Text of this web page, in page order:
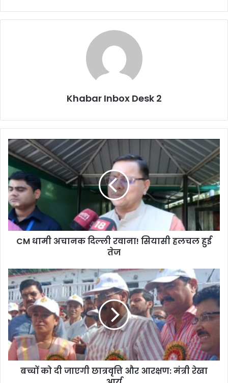
Khabar Inbox Desk 2
CM
धामी
अचानक
दिल्ली
रवाना!
सियासी
हलचल
हुई
तेज
CM धामी अचानक दिल्ली रवाना! सियासी हलचल हुई
तेज
बच्चों
को
दी
जाएगी
छात्रवृत्ति
और
आरक्षण:
मंत्री
रेखा
बच्चों को दी जाएगी छात्रवृत्ति और आरक्षण: मंत्री रेखा